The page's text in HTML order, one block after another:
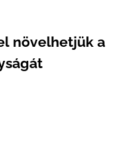
növelhetjük a